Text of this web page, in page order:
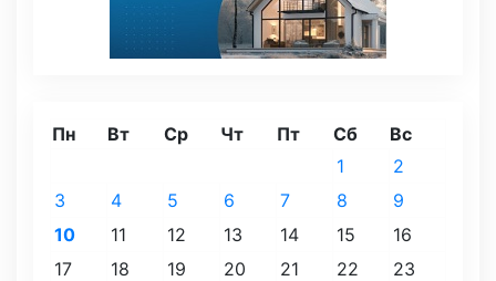
Пн Вт Ср Чт Пт Сб Вс
1
2
3
4 5 6 7 8
9
10
11 12 13 14 15
16
17
18 19 20 21 22
23